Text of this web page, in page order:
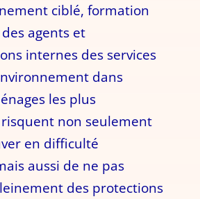
ciblé, formation
agents et
internes des services
dans
les plus
non seulement
en difficulté
aussi de ne pas
des protections